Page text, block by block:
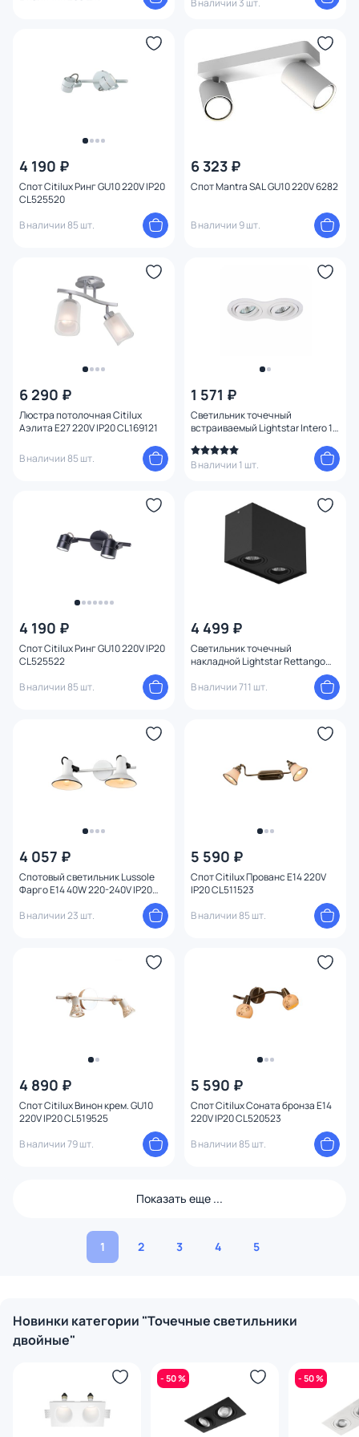
В наличии 3 шт.
4 190 ₽
Спот Citilux Ринг GU10 220V IP20
CL525520
В наличии 85 шт.
6 323 ₽
Спот Mantra SAL GU10 220V 6282
В наличии 9 шт.
6 290 ₽
Люстра потолочная Citilux
Аэлита E27 220V IP20 CL169121
В наличии 85 шт.
1 571 ₽
Светильник точечный
встраиваемый Lightstar Intero 16
В наличии 1 шт.
4 190 ₽
Спот Citilux Ринг GU10 220V IP20
CL525522
В наличии 85 шт.
4 499 ₽
Светильник точечный
накладной Lightstar Rettango
В наличии 711 шт.
4 057 ₽
Спотовый светильник Lussole
Фарго E14 40W 220-240V IP20
В наличии 23 шт.
5 590 ₽
Спот Citilux Прованс E14 220V
IP20 CL511523
В наличии 85 шт.
4 890 ₽
Спот Citilux Винон крем. GU10
220V IP20 CL519525
В наличии 79 шт.
5 590 ₽
Спот Citilux Соната бронза E14
220V IP20 CL520523
В наличии 85 шт.
Показать еще ...
1 2 3 4 5
Новинки категории "Точечные светильники
двойные"
- 50 % - 50 %